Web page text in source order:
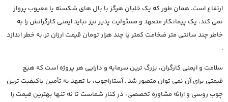
ارتفاع است. همان طور که یک خلبان هرگز با بال های شکسته یا معیوب پرواز
نمی کند، یک پیمانکار متعهد و مسئولیت پذیر نیز نباید ایمنی کارگرانش را به
خاطر چند سانتی متر ضخامت کمتر یا چند هزار تومان قیمت ارزان تر،به خطر اندازد
.
سلامت و ایمنی کارگران، بزرگ ترین سرمایه و دارایی هر پروژه است که هیچ
قیمتی برای آن نمی توان متصور شد . آستاراچوب، با تعهد به تأمین باکیفیت ترین
چوب روسی و ارائه مشاوره تخصصی، در کنار شماست تا نه تنها بهترین قیمت را